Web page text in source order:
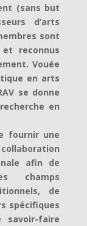
(sans but
d’arts
sont
reconnus
Vouée
en arts
se donne
en
fournir une
afin de
champs
de
spécifiques
faire